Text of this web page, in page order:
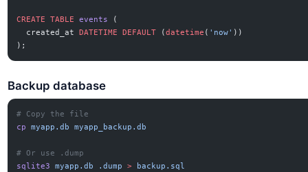
CREATE TABLE events
(
  created_at
DATETIME DEFAULT (datetime ( 'now' ))
);
Backup database
# Copy the file
cp
myapp.db myapp_backup.db
# Or use .dump
sqlite3
myapp.db .dump > backup.sql